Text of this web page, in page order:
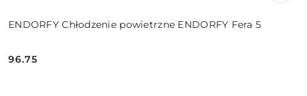
ENDORFY Chłodzenie powietrzne ENDORFY Fera 5
Cena:
96.75